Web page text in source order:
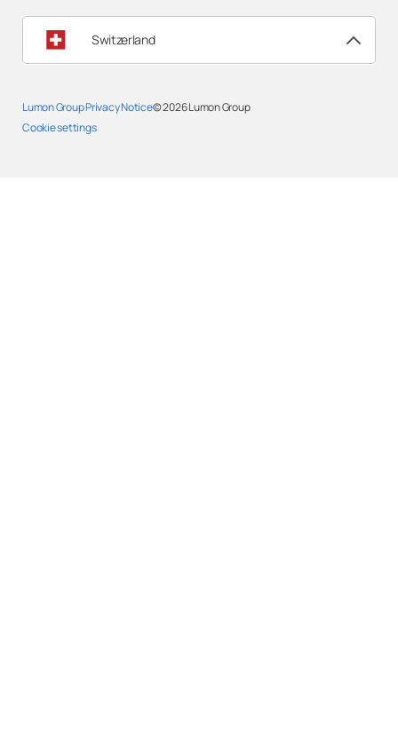
Switzerland
Lumon Group Privacy Notice
Cookie settings
© 2026Lumon Group